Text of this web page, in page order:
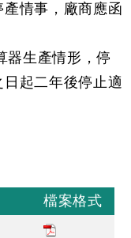
情事，廠商應函
生產情形，停
起二年後停止適
檔案格式